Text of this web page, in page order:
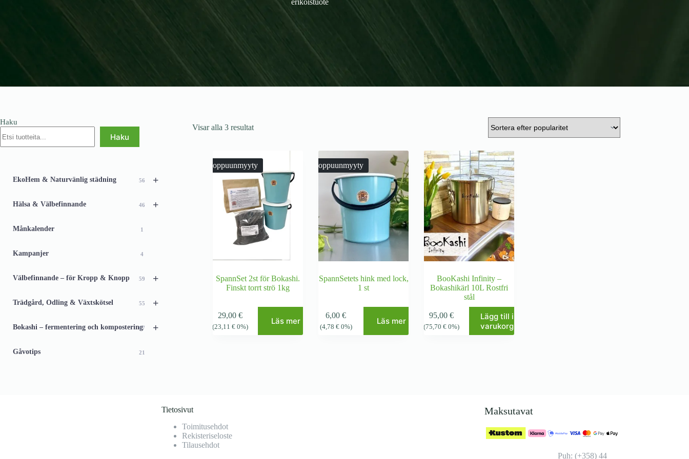
erikoistuote
Visar alla 3 resultat
Loppuunmyyty
SpannSet 2st för Bokashi.
Finskt torrt strö 1kg
29,00 €
(23,11 €0%)
Läs mer
Loppuunmyyty
SpannSetets hink med lock,
1 st
6,00€
(4,78 €0%)
Läs mer
BooKashi Infinity –
Bokashikärl 10L Rostfri
stål
95,00€
(75,70€ 0%)
Lägg till i
varukorg
Haku
Haku
+
EkoHem & Naturvänlig städning 56
+
Hälsa & Välbefinnande 46
Månkalender 1
Kampanjer 4
+
Välbefinnande – för Kropp & Knopp 59
+
Trädgård, Odling & Växtskötsel 55
+
Bokashi – fermentering och kompostering
67
Gåvotips 21
Tietosivut
Toimitusehdot
Rekisteriseloste
Tilausehdot
Maksutavat
Puh: (+358) 44